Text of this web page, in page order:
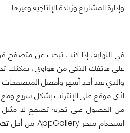
وإدارة المشاريع وزيادة الإنتاجية وغيرها.
في النهاية، إذا كنت تبحث عن متصفح
على هاتفك الذكي من هواوي، يمكنك
والذي يعد أحد أشهر وأفضل
لأي موقع على الإنترنت بشكل سريع
من الحصول على تجربة تصفح لا
استخدام متجر AppGallery من أجل